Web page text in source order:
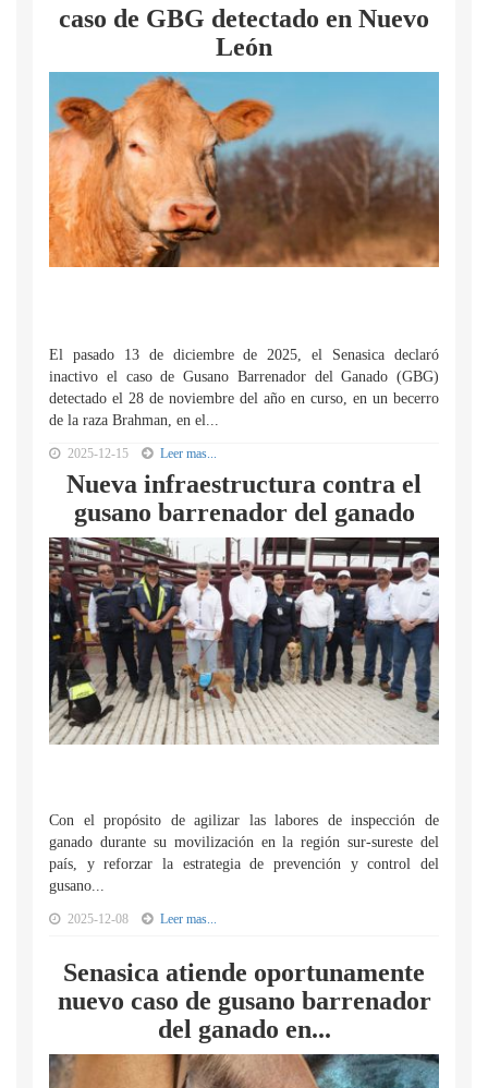
caso de GBG detectado en Nuevo
León
El pasado 13 de diciembre de 2025, el Senasica declaró
inactivo el caso de Gusano Barrenador del Ganado (GBG)
detectado el 28 de noviembre del año en curso, en un becerro
de la raza Brahman, en el...
2025-12-15 Leer mas...
Nueva infraestructura contra el
gusano barrenador del ganado
Con el propósito de agilizar las labores de inspección de
ganado durante su movilización en la región sur-sureste del
país, y reforzar la estrategia de prevención y control del
gusano...
2025-12-08 Leer mas...
Senasica atiende oportunamente
nuevo caso de gusano barrenador
del ganado en...